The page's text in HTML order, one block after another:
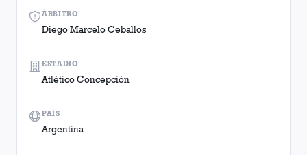
ÁRBITRO
Diego Marcelo Ceballos
ESTADIO
Atlético Concepción
PAÍS
Argentina